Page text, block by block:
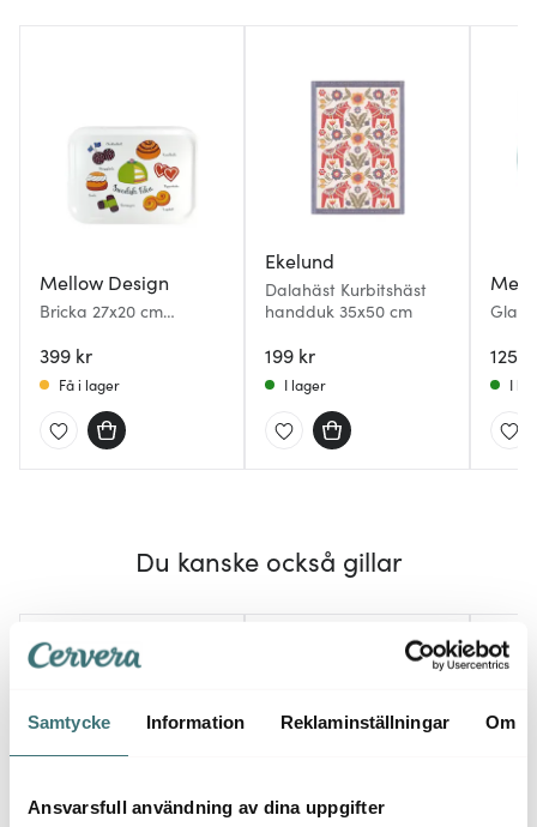
Samtycke Information Reklaminställningar Om
Ansvarsfull användning av dina uppgifter
Mellow Design
Bricka 27x20 cm
399 kr
Få i lager
Ekelund
Dalahäst Kurbitshäst
handduk 35x50 cm
199 kr
I lager
125
I
Du kanske också gillar